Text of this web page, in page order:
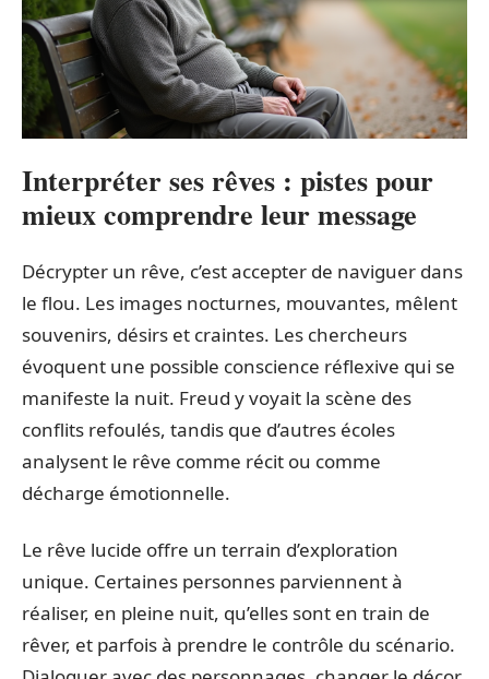
Interpréter ses rêves : pistes pour
mieux comprendre leur message
Décrypter un rêve, c’est accepter de naviguer dans
le flou. Les images nocturnes, mouvantes, mêlent
souvenirs, désirs et craintes. Les chercheurs
évoquent une possible conscience réflexive qui se
manifeste la nuit. Freud y voyait la scène des
conflits refoulés, tandis que d’autres écoles
analysent le rêve comme récit ou comme
décharge émotionnelle.
Le rêve lucide offre un terrain d’exploration
unique. Certaines personnes parviennent à
réaliser, en pleine nuit, qu’elles sont en train de
rêver, et parfois à prendre le contrôle du scénario.